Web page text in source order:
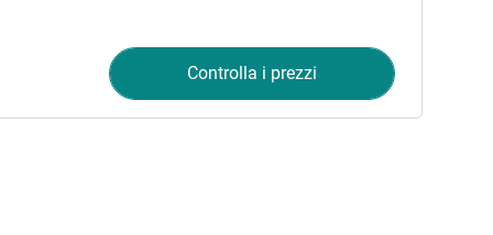
Controlla i prezzi